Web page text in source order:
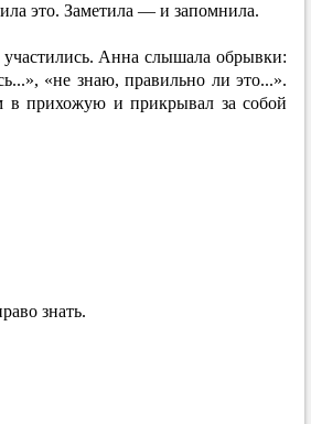
это. Заметила — и запомнила.
Анна слышала обрывки:
«не знаю, правильно ли это...».
в прихожую и прикрывал за собой
знать.